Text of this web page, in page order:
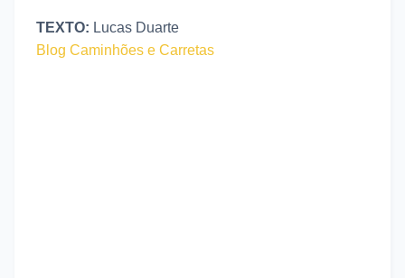
TEXTO: Lucas Duarte
Blog Caminhões e Carretas